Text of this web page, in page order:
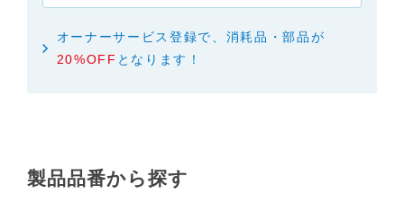
２．取扱説明書の内容について
製品の仕様変更などで、取扱説明書の内容は変更さ
３．安全上のご注意
オーナーサービス登録で、消耗品・部品が
20%OFF となります！
製品品番から探す